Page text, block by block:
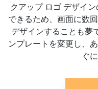
クアップ ロゴ デザイ
できるため、画面に数
デザインすることも夢
ンプレートを変更し、
ぐ